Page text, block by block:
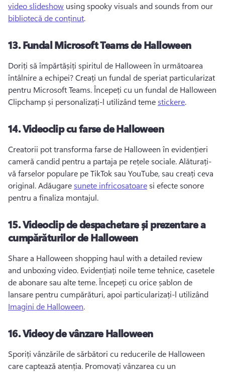
video slideshow using spooky visuals and sounds from our
bibliotecă de conținut.
13.Fundal Microsoft Teams de Halloween
Doriți să împărtășiți spiritul de Halloween în următoarea
întâlnire a echipei? Creați un fundal de speriat particularizat
pentru Microsoft Teams. Începeți cu un fundal de Halloween
Clipchamp și personalizați-l utilizând teme stickere.
14.Videoclip cu farse de Halloween
Creatorii pot transforma farse de Halloween în evidențieri
cameră candid pentru a partaja pe rețele sociale. Alăturați-
vă farselor populare pe TikTok sau YouTube, sau creați ceva
original. Adăugare sunete infricosatoare si efecte sonore
pentru a finaliza montajul.
15.Videoclip de despachetare și prezentare a
cumpărăturilor de Halloween
Share a Halloween shopping haul with a detailed review
and unboxing video. Evidențiați noile teme tehnice, casetele
de abonare sau alte teme. Începeți cu orice șablon de
lansare pentru cumpărături, apoi particularizați-l utilizând
Imagini de Halloween.
16.Videoy de vânzare Halloween
Sporiți vânzările de sărbători cu reducerile de Halloween
care captează atenția. Promovați vânzarea cu un